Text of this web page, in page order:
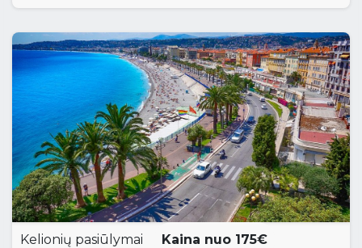
Kaina nuo 175€
Kelionių pasiūlymai